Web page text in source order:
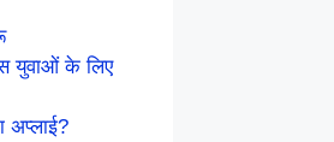
युवाओं के लिए
अप्लाई?